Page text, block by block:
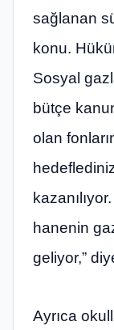
sağlanan
konu.
Sosyal
bütçe
olan
hanenin
geliyor,”
Ayrıca